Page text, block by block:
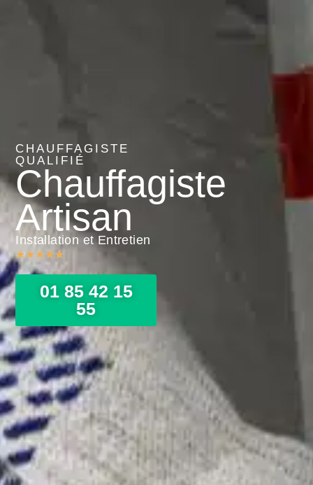
CHAUFFAGISTE
QUALIFIÉ
Chauffagiste
Artisan
Installation et Entretien
★★★★★
01 85 42 15
55